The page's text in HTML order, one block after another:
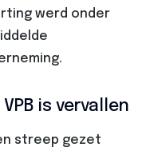
werd onder
is vervallen
streep gezet